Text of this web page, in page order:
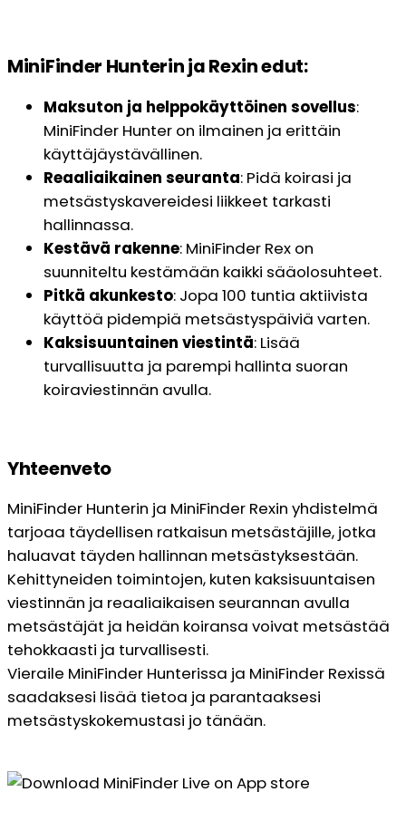
MiniFinder Hunterin ja Rexin edut:
Maksuton ja helppokäyttöinen sovellus:
MiniFinder Hunter on ilmainen ja erittäin
käyttäjäystävällinen.
Reaaliaikainen seuranta: Pidä koirasi ja
metsästyskavereidesi liikkeet tarkasti
hallinnassa.
Kestävä rakenne: MiniFinder Rex on
suunniteltu kestämään kaikki sääolosuhteet.
Pitkä akunkesto: Jopa 100 tuntia aktiivista
käyttöä pidempiä metsästyspäiviä varten.
Kaksisuuntainen viestintä: Lisää
turvallisuutta ja parempi hallinta suoran
koiraviestinnän avulla.
Yhteenveto
MiniFinder Hunterin ja MiniFinder Rexin yhdistelmä
tarjoaa täydellisen ratkaisun metsästäjille, jotka
haluavat täyden hallinnan metsästyksestään.
Kehittyneiden toimintojen, kuten kaksisuuntaisen
viestinnän ja reaaliaikaisen seurannan avulla
metsästäjät ja heidän koiransa voivat metsästää
tehokkaasti ja turvallisesti.
Vieraile MiniFinder Hunterissa ja MiniFinder Rexissä
saadaksesi lisää tietoa ja parantaaksesi
metsästyskokemustasi jo tänään.